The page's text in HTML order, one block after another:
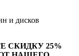
и дисков
СКИДКУ 25%